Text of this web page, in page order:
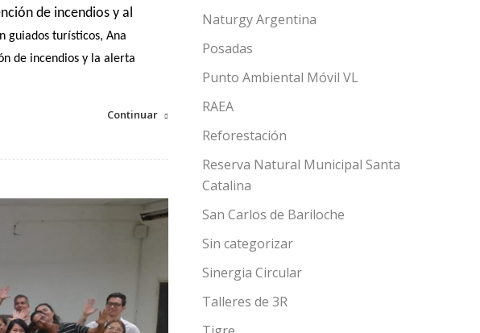
de incendios y al
guiados turísticos, Ana
de incendios y la alerta
Continuar
Naturgy Argentina
Posadas
Punto Ambiental Móvil VL
RAEA
Reforestación
Reserva Natural Municipal Santa
Catalina
San Carlos de Bariloche
Sin categorizar
Sinergia Circular
Talleres de 3R